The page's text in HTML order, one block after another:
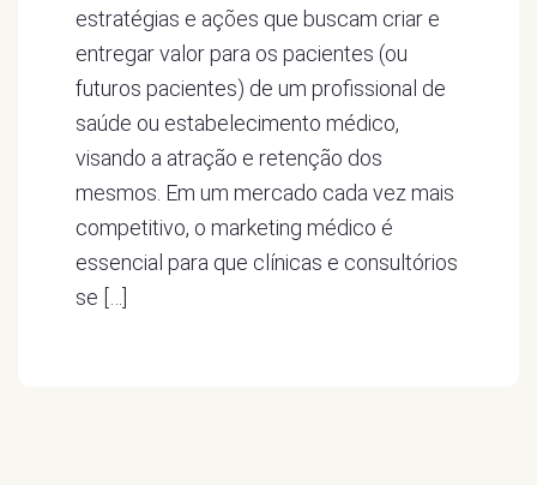
estratégias e ações que buscam criar e
entregar valor para os pacientes (ou
futuros pacientes) de um profissional de
saúde ou estabelecimento médico,
visando a atração e retenção dos
mesmos. Em um mercado cada vez mais
competitivo, o marketing médico é
essencial para que clínicas e consultórios
se […]